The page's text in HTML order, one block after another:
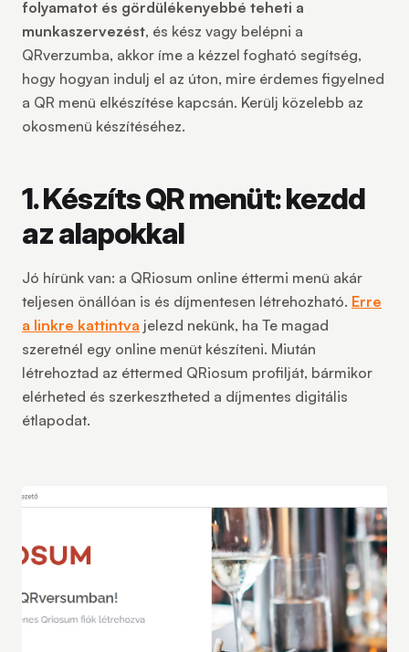
folyamatot és gördülékenyebbé teheti a
munkaszervezést, és kész vagy belépni a
QRverzumba, akkor íme a kézzel fogható segítség,
hogy hogyan indulj el az úton, mire érdemes figyelned
a QR menü elkészítése kapcsán. Kerülj közelebb az
okosmenü készítéséhez.
1. Készíts QR menüt: kezdd
az alapokkal
Jó hírünk van: a QRiosum online éttermi menü akár
teljesen önállóan is és díjmentesen létrehozható. Erre
a linkre kattintva jelezd nekünk, ha Te magad
szeretnél egy online menüt készíteni. Miután
létrehoztad az éttermed QRiosum profilját, bármikor
elérheted és szerkesztheted a díjmentes digitális
étlapodat.